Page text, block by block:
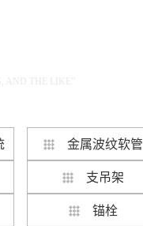
THE LIKE”
金属波纹软管
支吊架
锚栓